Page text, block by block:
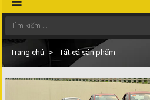
Trang chủ Tất cả sản phẩm